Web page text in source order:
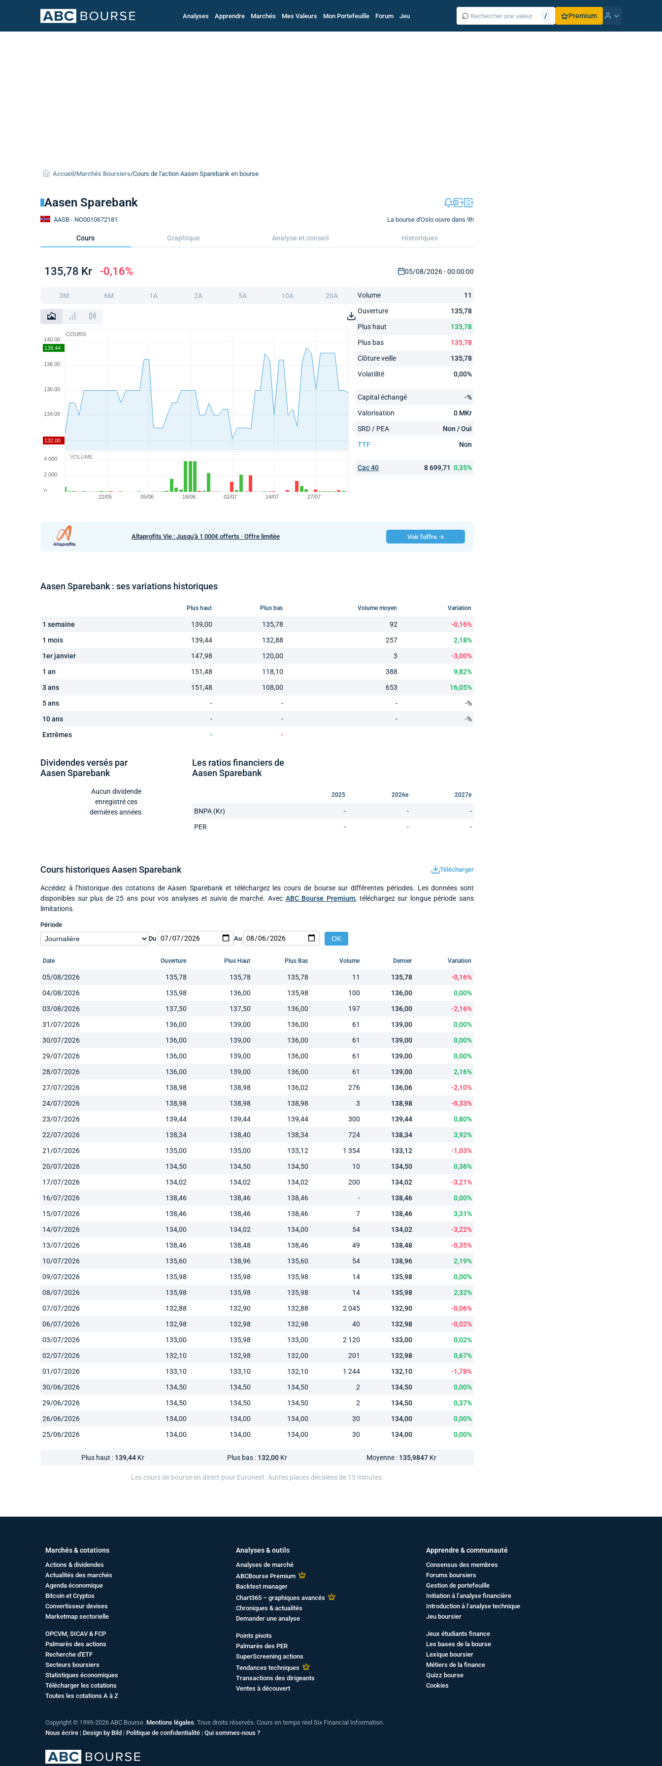
Analyses Apprendre Marchés Mes Valeurs Mon Portefeuille Forum Jeu ⌕ / Premium
Accueil /Marchés Boursiers/Cours de l'action Aasen Sparebank en bourse
Aasen Sparebank
La bourse d'Oslo ouvre dans 9h
AASB - NO0010672181
Cours Graphique Analyse et conseil Historiques
135,78 Kr -0,16% 05/08/2026 - 00:00:00
3M 6M 1A 2A 5A 10A 20A
VOLUME
COURS
Volume
11
Ouverture
135,78
Plus haut
135,78
Plus bas
135,78
Clôture veille
135,78
Volatilité
0,00%
Capital échangé
-%
Valorisation
0 MKr
SRD / PEA
Non / Oui
TTF
Non
Cac 40 8 699,71 0,35%
Altaprofits Vie : Jusqu'à 1 000€ offerts · Offre limitée Voir l'offre →
Aasen Sparebank : ses variations historiques
Plus haut Plus bas Volume moyen Variation
1 semaine 139,00 135,78 92
-0,16%
1 mois
139,44 132,88 257
2,18%
1er janvier
147,98 120,00 3
-3,00%
1 an
151,48 118,10 388
9,82%
3 ans
151,48 108,00 653
16,05%
5 ans
- - -
-%
10 ans
- - -
-%
Extrêmes
- -
Dividendes versés par
Aasen Sparebank
Aucun dividende
enregistré ces
dernières années.
Les ratios financiers de
Aasen Sparebank
2025 2026e 2027e
BNPA (Kr) - -
-
PER
- - -
Cours historiques Aasen Sparebank Télécharger
Accédez à l’historique des cotations de Aasen Sparebank et téléchargez les cours de bourse sur différentes périodes. Les données sont
disponibles sur plus de 25 ans pour vos analyses et suivis de marché. Avec ABC Bourse Premium, téléchargez sur longue période sans
limitations.
Période
Du
Au
Date Ouverture Plus Haut Plus Bas Volume Dernier Variation
05/08/2026 135,78 135,78 135,78 11 135,78
-0,16%
04/08/2026
135,98 136,00 135,98 100 136,00
0,00%
03/08/2026
137,50 137,50 136,00 197 136,00
-2,16%
31/07/2026
136,00 139,00 136,00 61 139,00
0,00%
30/07/2026
136,00 139,00 136,00 61 139,00
0,00%
29/07/2026
136,00 139,00 136,00 61 139,00
0,00%
28/07/2026
136,00 139,00 136,00 61 139,00
2,16%
27/07/2026
138,98 138,98 136,02 276 136,06
-2,10%
24/07/2026
138,98 138,98 138,98 3 138,98
-0,33%
23/07/2026
139,44 139,44 139,44 300 139,44
0,80%
22/07/2026
138,34 138,40 138,34 724 138,34
3,92%
21/07/2026
135,00 135,00 133,12 1 354 133,12
-1,03%
20/07/2026
134,50 134,50 134,50 10 134,50
0,36%
17/07/2026
134,02 134,02 134,02 200 134,02
-3,21%
16/07/2026
138,46 138,46 138,46 - 138,46
0,00%
15/07/2026
138,46 138,46 138,46 7 138,46
3,31%
14/07/2026
134,00 134,02 134,00 54 134,02
-3,22%
13/07/2026
138,46 138,48 138,46 49 138,48
-0,35%
10/07/2026
135,60 138,96 135,60 54 138,96
2,19%
09/07/2026
135,98 135,98 135,98 14 135,98
0,00%
08/07/2026
135,98 135,98 135,98 14 135,98
2,32%
07/07/2026
132,88 132,90 132,88 2 045 132,90
-0,06%
06/07/2026
132,98 132,98 132,98 40 132,98
-0,02%
03/07/2026
133,00 135,98 133,00 2 120 133,00
0,02%
02/07/2026
132,10 132,98 132,00 201 132,98
0,67%
01/07/2026
133,10 133,10 132,10 1 244 132,10
-1,78%
30/06/2026
134,50 134,50 134,50 2 134,50
0,00%
29/06/2026
134,50 134,50 134,50 2 134,50
0,37%
26/06/2026
134,00 134,00 134,00 30 134,00
0,00%
25/06/2026
134,00 134,00 134,00 30 134,00 0,00%
Plus haut : 139,44Kr Plus bas : 132,00Kr Moyenne : 135,9847 Kr
Les cours de bourse en direct pour Euronext. Autres places décalées de 15 minutes.
Marchés & cotations
Actions & dividendes
Actualités des marchés
Agenda économique
Bitcoin et Cryptos
Convertisseur devises
Marketmap sectorielle
OPCVM, SICAV & FCP
Palmarès des actions
Recherche d'ETF
Secteurs boursiers
Statistiques économiques
Télécharger les cotations
Toutes les cotations A à Z
Analyses & outils
Analyses de marché
ABCBourse Premium
Backtest manager
Chart365 – graphiques avancés
Chroniques & actualités
Demander une analyse
Points pivots
Palmarès des PER
SuperScreening actions
Tendances techniques
Transactions des dirigeants
Ventes à découvert
Apprendre & communauté
Consensus des membres
Forums boursiers
Gestion de portefeuille
Initiation à l’analyse financière
Introduction à l’analyse technique
Jeu boursier
Jeux étudiants finance
Les bases de la bourse
Lexique boursier
Métiers de la finance
Quizz bourse
Cookies
Copyright © 1999-2026 ABC Bourse. Mentions légales. Tous droits réservés. Cours en temps réel Six Financial Information.
Nous écrire | Design by Bild | Politique de confidentialité | Qui sommes-nous ?